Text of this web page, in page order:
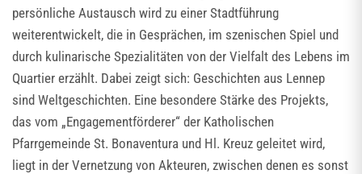
persönliche Austausch wird zu einer Stadtführung
weiterentwickelt, die in Gesprächen, im szenischen Spiel und
durch kulinarische Spezialitäten von der Vielfalt des Lebens im
Quartier erzählt. Dabei zeigt sich: Geschichten aus Lennep
sind Weltgeschichten. Eine besondere Stärke des Projekts,
das vom „Engagementförderer“ der Katholischen
Pfarrgemeinde St. Bonaventura und Hl. Kreuz geleitet wird,
liegt in der Vernetzung von Akteuren, zwischen denen es sonst